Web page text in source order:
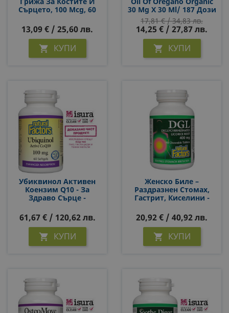
Сърцето, 100 Mcg, 60
Прием
13,09 € / 25,60 лв.
 КУПИ
30 Mg Х 30 Ml/ 187 Дози
14,25 € / 27,87 лв.
17,81 € / 34,83 лв.
 КУПИ
Убиквинол Активен
Коензим Q10 - За
Здраво Сърце -
100 Mg, 60 Софтгел
Капсули
61,67 € / 120,62 лв.
 КУПИ
Женско Биле –
Раздразнен Стомах,
Гастрит, Киселини -
Сладник, 400 Mg, 90
Дъвчащи Таблетки
20,92 € / 40,92 лв.
 КУПИ